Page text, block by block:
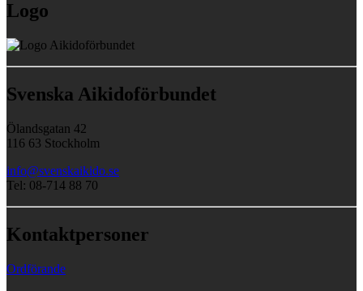
Logo
Svenska Aikidoförbundet
Ölandsgatan 42
116 63 Stockholm
info@svenskaikido.se
Tel: 08-714 88 70
Kontaktpersoner
Ordförande